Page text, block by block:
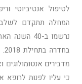
לטיפול אנטיביוטי
נרשמו ב-
מדבירים
כי עליו לפנות לרופא